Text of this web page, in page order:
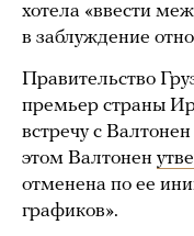
хотела «ввести
в заблуждение
Правительство
премьер страны
встречу с
этом Валтонен
отменена по ее
графиков».